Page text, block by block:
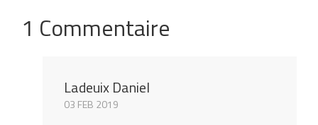
1 Commentaire
Ladeuix Daniel
03 FEB 2019